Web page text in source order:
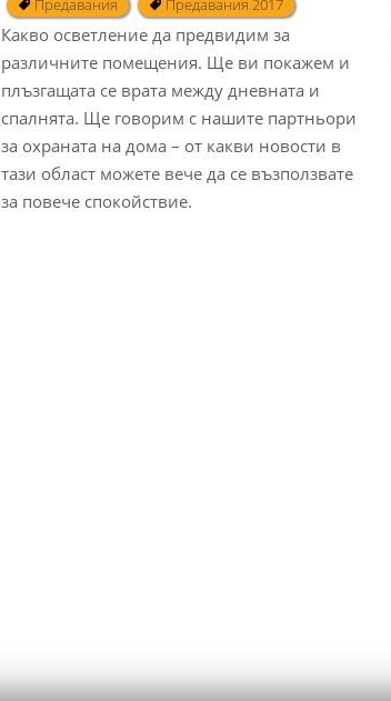
Предавания
Предавания 2017
Какво осветление да предвидим за
различните помещения. Ще ви покажем и
плъзгащата се врата между дневната и
спалнята. Ще говорим с нашите партньори
за охраната на дома – от какви новости в
тази област можете вече да се възползвате
за повече спокойствие.